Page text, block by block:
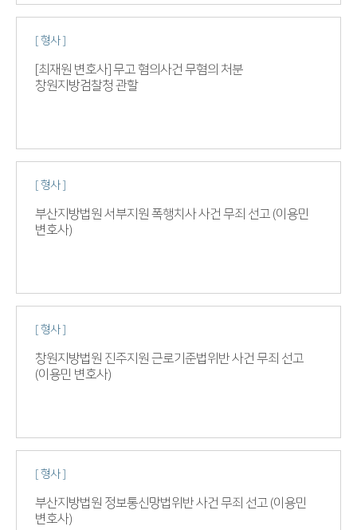
[ 형사 ]
[최재원 변호사] 무고 혐의사건 무혐의 처분
창원지방검찰청 관할
[ 형사 ]
부산지방법원 서부지원 폭행치사 사건 무죄 선고 (이용민
변호사)
[ 형사 ]
창원지방법원 진주지원 근로기준법위반 사건 무죄 선고
(이용민 변호사)
[ 형사 ]
부산지방법원 정보통신망법위반 사건 무죄 선고 (이용민
변호사)